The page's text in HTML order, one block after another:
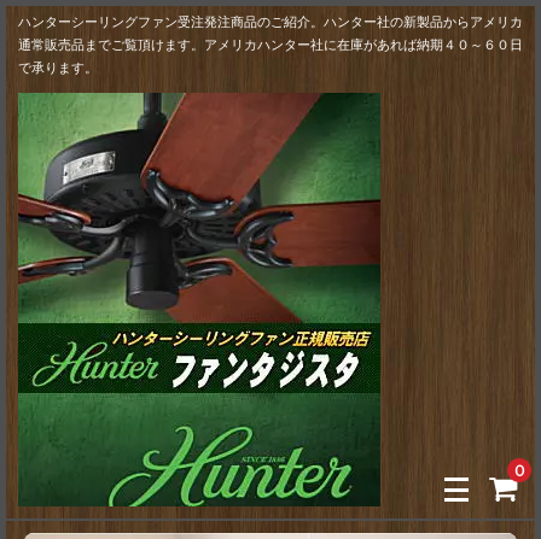
ハンターシーリングファン受注発注商品のご紹介。ハンター社の新製品からアメリカ
通常販売品までご覧頂けます。アメリカハンター社に在庫があれば納期４０～６０日
で承ります。
0